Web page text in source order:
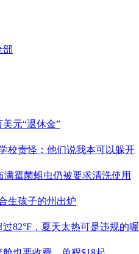
部
元“退休金”
校责怪：他们说我本可以躲开
霉菌蛆虫仍被要求清洗使用
生孩子的州出炉
82°F，夏天太热可是违规的喔